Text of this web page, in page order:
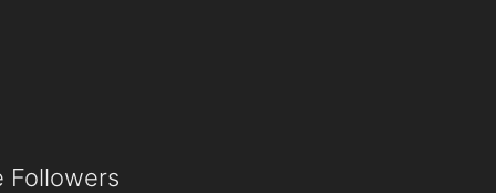
Followers